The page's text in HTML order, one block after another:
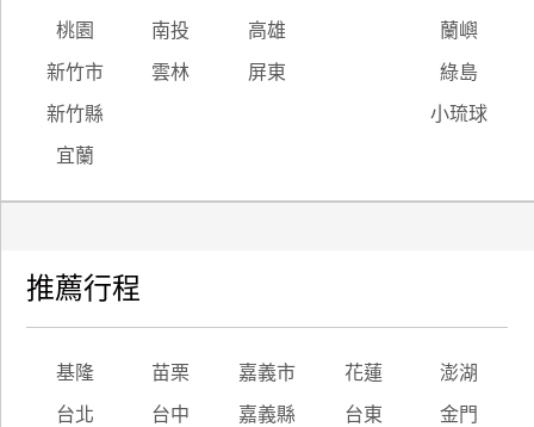
桃園 南投 高雄 蘭嶼
新竹市 雲林 屏東 綠島
新竹縣 小琉球
宜蘭
推薦行程
基隆 苗栗 嘉義市 花蓮 澎湖
台北 台中 嘉義縣 台東 金門